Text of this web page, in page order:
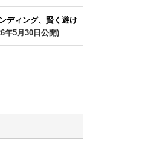
ディング、賢く避け
年5月30日公開)